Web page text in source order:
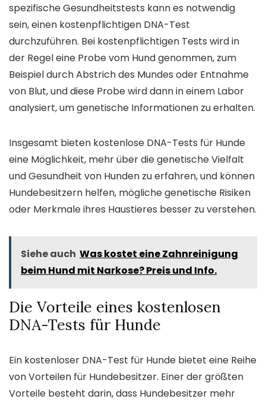
spezifische Gesundheitstests kann es notwendig
sein, einen kostenpflichtigen DNA-Test
durchzuführen. Bei kostenpflichtigen Tests wird in
der Regel eine Probe vom Hund genommen, zum
Beispiel durch Abstrich des Mundes oder Entnahme
von Blut, und diese Probe wird dann in einem Labor
analysiert, um genetische Informationen zu erhalten.
Insgesamt bieten kostenlose DNA-Tests für Hunde
eine Möglichkeit, mehr über die genetische Vielfalt
und Gesundheit von Hunden zu erfahren, und können
Hundebesitzern helfen, mögliche genetische Risiken
oder Merkmale ihres Haustieres besser zu verstehen.
Siehe auch Was kostet eine Zahnreinigung
beim Hund mit Narkose? Preis und Info.
Die Vorteile eines kostenlosen
DNA-Tests für Hunde
Ein kostenloser DNA-Test für Hunde bietet eine Reihe
von Vorteilen für Hundebesitzer. Einer der größten
Vorteile besteht darin, dass Hundebesitzer mehr